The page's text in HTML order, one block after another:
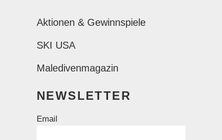
Aktionen & Gewinnspiele
SKI USA
Maledivenmagazin
NEWSLETTER
Email